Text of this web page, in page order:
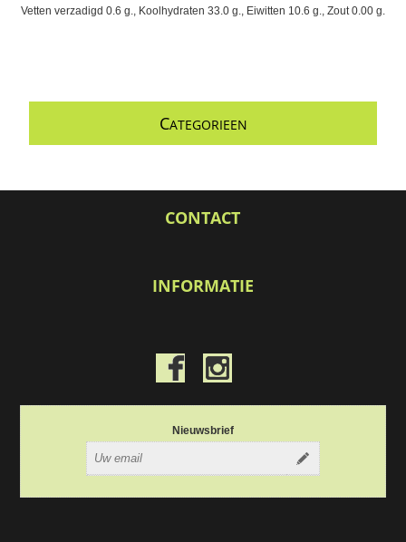
Vetten verzadigd 0.6 g., Koolhydraten 33.0 g., Eiwitten 10.6 g., Zout 0.00 g.
CATEGORIEEN
CONTACT
INFORMATIE
Nieuwsbrief